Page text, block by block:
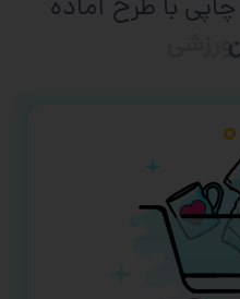
با طرح آماده